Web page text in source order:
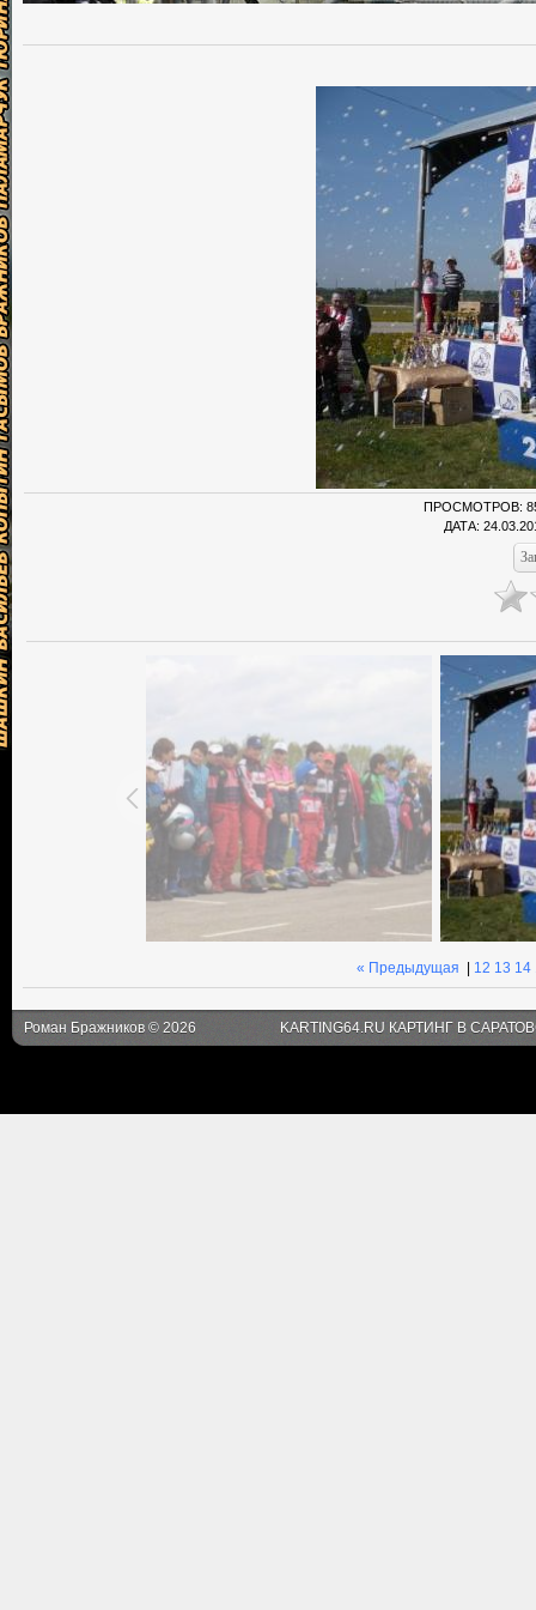
ПРОСМОТРОВ:
ДАТА:
« Предыдущая 12 13 14
Роман Бражников © 2026 KARTING64.RU КАРТИНГ В